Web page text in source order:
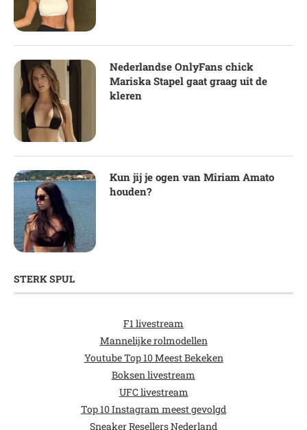
Nederlandse OnlyFans chick
Mariska Stapel gaat graag uit de
kleren
Kun jij je ogen van Miriam Amato
houden?
STERK SPUL
F1 livestream
Mannelijke rolmodellen
Youtube Top 10 Meest Bekeken
Boksen livestream
UFC livestream
Top 10 Instagram meest gevolgd
Sneaker Resellers Nederland